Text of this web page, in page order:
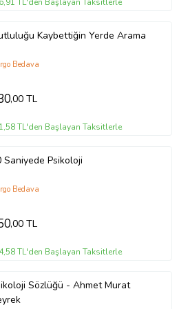
TL'den Başlayan Taksitlerle
Kaybettiğin Yerde Arama
Bedava
,00 TL
TL'den Başlayan Taksitlerle
Saniyede Psikoloji
Bedava
,00 TL
TL'den Başlayan Taksitlerle
Sözlüğü - Ahmet Murat